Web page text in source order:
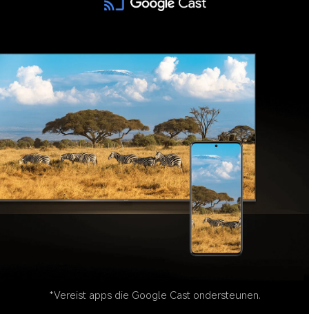
*Vereist apps die Google Cast ondersteunen.